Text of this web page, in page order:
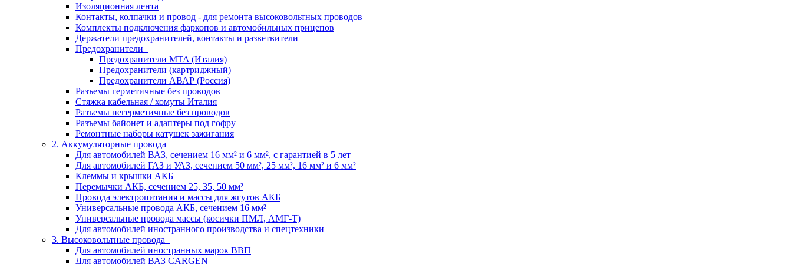
Изоляционная лента
Контакты, колпачки и провод - для ремонта высоковольтных проводов
Комплекты подключения фаркопов и автомобильных прицепов
Держатели предохранителей, контакты и разветвители
Предохранители
Предохранители MTA (Италия)
Предохранители (картриджный)
Предохранители АВАР (Россия)
Разъемы герметичные без проводов
Стяжка кабельная / хомуты Италия
Разъемы негерметичные без проводов
Разъемы байонет и адаптеры под гофру
Ремонтные наборы катушек зажигания
2. Аккумуляторные провода
Для автомобилей ВАЗ, сечением 16 мм² и 6 мм², с гарантией в 5 лет
Для автомобилей ГАЗ и УАЗ, сечением 50 мм², 25 мм², 16 мм² и 6 мм²
Клеммы и крышки АКБ
Перемычки АКБ, сечением 25, 35, 50 мм²
Провода электропитания и массы для жгутов АКБ
Универсальные провода АКБ, сечением 16 мм²
Универсальные провода массы (косички ПМЛ, АМГ-Т)
Для автомобилей иностранного производства и спецтехники
3. Высоковольтные провода
Для автомобилей иностранных марок ВВП
Для автомобилей ВАЗ CARGEN